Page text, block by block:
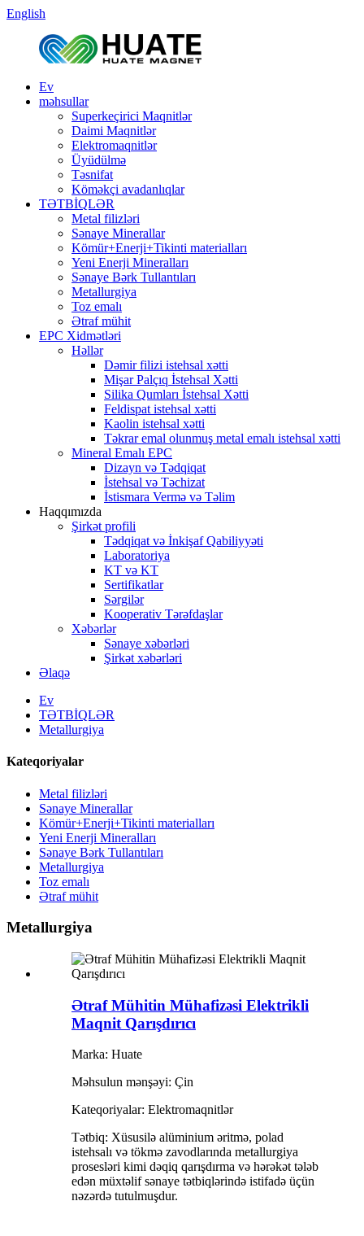
English
Ev
məhsullar
Superkeçirici Maqnitlər
Daimi Maqnitlər
Elektromaqnitlər
Üyüdülmə
Təsnifat
Köməkçi avadanlıqlar
TƏTBİQLƏR
Metal filizləri
Sənaye Minerallar
Kömür+Enerji+Tikinti materialları
Yeni Enerji Mineralları
Sənaye Bərk Tullantıları
Metallurgiya
Toz emalı
Ətraf mühit
EPC Xidmətləri
Həllər
Dəmir filizi istehsal xətti
Mişar Palçıq İstehsal Xətti
Silika Qumları İstehsal Xətti
Feldispat istehsal xətti
Kaolin istehsal xətti
Təkrar emal olunmuş metal emalı istehsal xətti
Mineral Emalı EPC
Dizayn və Tədqiqat
İstehsal və Təchizat
İstismara Vermə və Təlim
Haqqımızda
Şirkət profili
Tədqiqat və İnkişaf Qabiliyyəti
Laboratoriya
KT və KT
Sertifikatlar
Sərgilər
Kooperativ Tərəfdaşlar
Xəbərlər
Sənaye xəbərləri
Şirkət xəbərləri
Əlaqə
Ev
TƏTBİQLƏR
Metallurgiya
Kateqoriyalar
Metal filizləri
Sənaye Minerallar
Kömür+Enerji+Tikinti materialları
Yeni Enerji Mineralları
Sənaye Bərk Tullantıları
Metallurgiya
Toz emalı
Ətraf mühit
Metallurgiya
Ətraf Mühitin Mühafizəsi Elektrikli
Maqnit Qarışdırıcı
Marka: Huate
Məhsulun mənşəyi: Çin
Kateqoriyalar: Elektromaqnitlər
Tətbiq: Xüsusilə alüminium əritmə, polad
istehsalı və tökmə zavodlarında metallurgiya
prosesləri kimi dəqiq qarışdırma və hərəkət tələb
edən müxtəlif sənaye tətbiqlərində istifadə üçün
nəzərdə tutulmuşdur.